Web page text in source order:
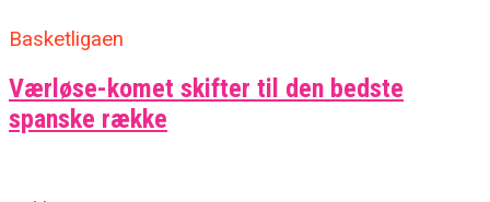
Basketligaen
Værløse-komet skifter til den bedste
spanske række